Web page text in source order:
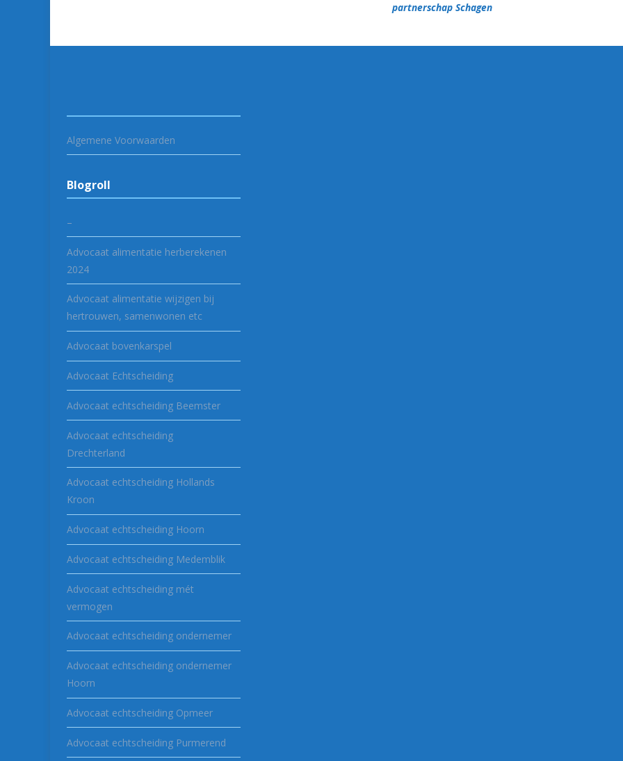
partnerschap Schagen
Algemene Voorwaarden
Blogroll
–
Advocaat alimentatie herberekenen
2024
Advocaat alimentatie wijzigen bij
hertrouwen, samenwonen etc
Advocaat bovenkarspel
Advocaat Echtscheiding
Advocaat echtscheiding Beemster
Advocaat echtscheiding
Drechterland
Advocaat echtscheiding Hollands
Kroon
Advocaat echtscheiding Hoorn
Advocaat echtscheiding Medemblik
Advocaat echtscheiding mét
vermogen
Advocaat echtscheiding ondernemer
Advocaat echtscheiding ondernemer
Hoorn
Advocaat echtscheiding Opmeer
Advocaat echtscheiding Purmerend